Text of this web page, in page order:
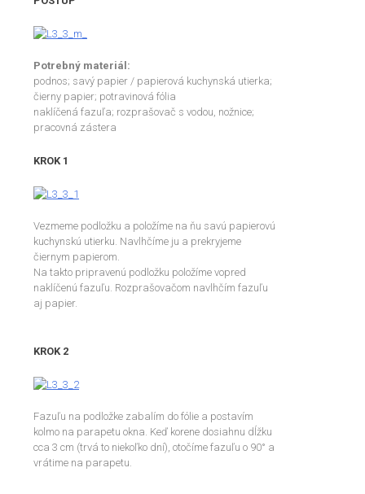
Potrebný materiál:
podnos; savý papier / papierová kuchynská utierka;
čierny papier; potravinová fólia
naklíčená fazuľa; rozprašovač s vodou, nožnice;
pracovná zástera
KROK 1
Vezmeme podložku a položíme na ňu savú papierovú
kuchynskú utierku. Navlhčíme ju a prekryjeme
čiernym papierom.
Na takto pripravenú podložku položíme vopred
naklíčenú fazuľu. Rozprašovačom navlhčím fazuľu
aj papier.
KROK 2
Fazuľu na podložke zabalím do fólie a postavím
kolmo na parapetu okna. Keď korene dosiahnu dĺžku
cca 3 cm (trvá to niekoľko dní), otočíme fazuľu o 90° a
vrátime na parapetu.